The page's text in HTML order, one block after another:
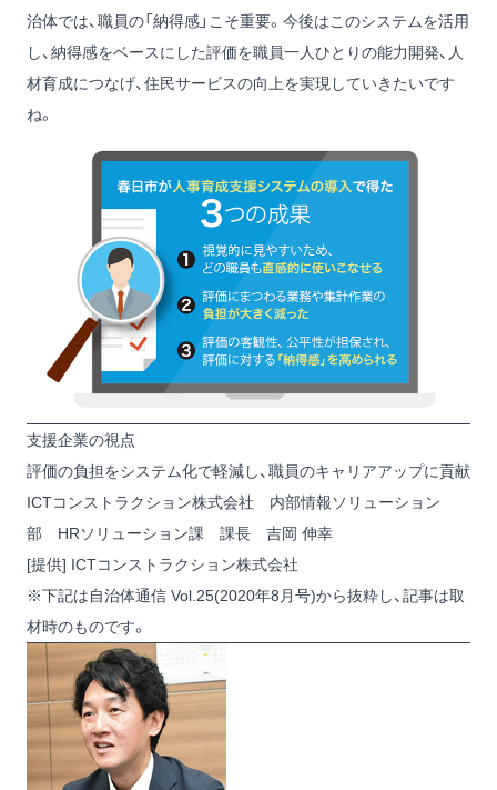
治体では、職員の「納得感」こそ重要。今後はこのシステムを活用
し、納得感をベースにした評価を職員一人ひとりの能力開発、人
材育成につなげ、住民サービスの向上を実現していきたいです
ね。
支援企業の視点
評価の負担をシステム化で軽減し、職員のキャリアアップに貢献
ICTコンストラクション株式会社 内部情報ソリューション
部 HRソリューション課 課長 吉岡 伸幸
[提供] ICTコンストラクション株式会社
※下記は自治体通信 Vol.25(2020年8月号)から抜粋し、記事は取
材時のものです。